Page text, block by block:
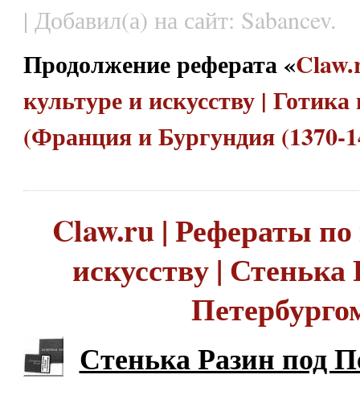
| Добавил(а) на сайт: Sabancev.
Продолжение реферата «
культуре и искусству | Готика
(Франция и Бургундия (1370-
Claw.ru | Рефераты по
искусству | Стенька
Стенька Разин под